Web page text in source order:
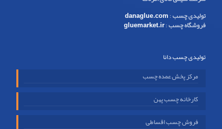
تولیدی چسب:
danaglue.com
فروشگاه چسب:
gluemarket.ir
تولیدی چسب دانا
مرکز پخش عمده چسب
کارخانه چسب پهن
فروش چسب اقساطی